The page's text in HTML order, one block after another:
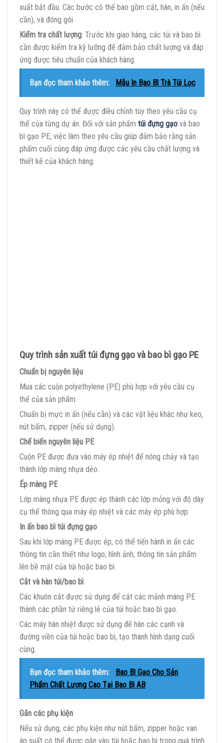
xuất bắt đầu. Các bước có thể bao gồm cắt, hàn, in ấn (nếu
cần), và đóng gói.
Kiểm tra chất lượng: Trước khi giao hàng, các túi và bao bì
cần được kiểm tra kỹ lưỡng để đảm bảo chất lượng và đáp
ứng được tiêu chuẩn của khách hàng.
Bạn đọc tham khảo thêm: Mẫu In Bao Bì Trà Túi Lọc
Quy trình này có thể được điều chỉnh tùy theo yêu cầu cụ
thể của từng dự án. Đối với sản phẩm túi đựng gạo và bao
bì gạo PE, việc làm theo yêu cầu giúp đảm bảo rằng sản
phẩm cuối cùng đáp ứng được các yêu cầu chất lượng và
thiết kế của khách hàng.
Quy trình sản xuất túi đựng gạo và bao bì gạo PE
Chuẩn bị nguyên liệu
Mua các cuộn polyethylene (PE) phù hợp với yêu cầu cụ
thể của sản phẩm.
Chuẩn bị mực in ấn (nếu cần) và các vật liệu khác như keo,
nút bấm, zipper (nếu sử dụng).
Chế biến nguyên liệu PE
Cuộn PE được đưa vào máy ép nhiệt để nóng chảy và tạo
thành lớp màng nhựa dẻo.
Ép màng PE
Lớp màng nhựa PE được ép thành các lớp mỏng với độ dày
cụ thể thông qua máy ép nhiệt và các máy ép phù hợp.
In ấn bao bì túi đựng gạo
Sau khi lớp màng PE được ép, có thể tiến hành in ấn các
thông tin cần thiết như logo, hình ảnh, thông tin sản phẩm
lên bề mặt của túi hoặc bao bì.
Cắt và hàn túi/bao bì
Các khuôn cắt được sử dụng để cắt các mảnh màng PE
thành các phần tử riêng lẻ của túi hoặc bao bì gạo.
Các máy hàn nhiệt được sử dụng để hàn các cạnh và
đường viền của túi hoặc bao bì, tạo thành hình dạng cuối
cùng.
Bạn đọc tham khảo thêm:
Bao Bì Gạo Cho Sản
Phẩm Chất Lượng Cao Tại Bao Bì AB
Gắn các phụ kiện
Nếu sử dụng, các phụ kiện như nút bấm, zipper hoặc van
áp suất có thể được gắn vào túi hoặc bao bì trong quá trình